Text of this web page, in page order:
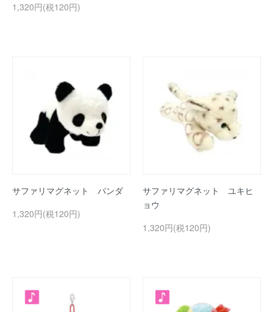
1,320円(税120円)
サファリマグネット パンダ
1,320円(税120円)
サファリマグネット ユキヒ
ョウ
1,320円(税120円)